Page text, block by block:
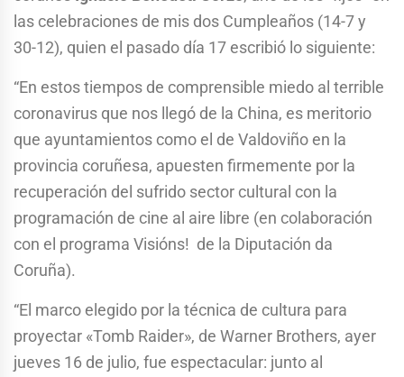
las celebraciones de mis dos Cumpleaños (14-7 y
30-12), quien el pasado día 17 escribió lo siguiente:
“En estos tiempos de comprensible miedo al terrible
coronavirus que nos llegó de la China, es meritorio
que ayuntamientos como el de Valdoviño en la
provincia coruñesa, apuesten firmemente por la
recuperación del sufrido sector cultural con la
programación de cine al aire libre (en colaboración
con el programa Visións! de la Diputación da
Coruña).
“El marco elegido por la técnica de cultura para
proyectar «Tomb Raider», de Warner Brothers, ayer
jueves 16 de julio, fue espectacular: junto al